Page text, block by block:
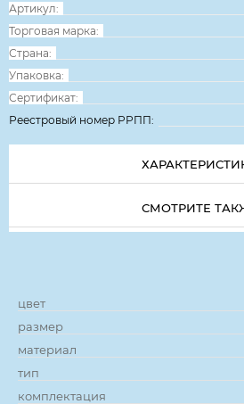
Артикул:
Торговая марка:
Страна:
Упаковка:
Сертификат:
Реестровый номер РРПП:
СМОТРИТЕ
цвет
размер
материал
тип
комплектация